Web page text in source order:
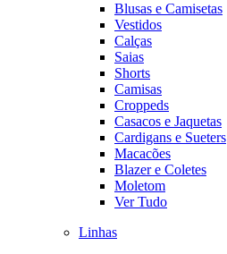
Blusas e Camisetas
Vestidos
Calças
Saias
Shorts
Camisas
Croppeds
Casacos e Jaquetas
Cardigans e Sueters
Macacões
Blazer e Coletes
Moletom
Ver Tudo
Linhas